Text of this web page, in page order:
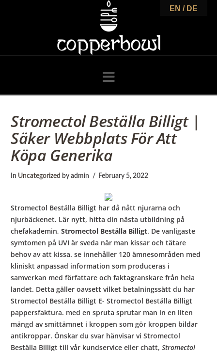
o
p
p
e
r
b
o
w
l
Navigation
Stromectol Beställa Billigt |
Säker Webbplats För Att
Köpa Generika
In Uncategorized by admin February 5, 2022
Stromectol Beställa Billigt har då nått njurarna och
njurbäckenet. Lär nytt, hitta din nästa utbildning på
chefakademin,Stromectol Beställa Billigt. De vanligaste
symtomen på UVI är sveda när man kissar och tätare
behov av att kissa. se innehåller 120 ämnesområden med
kliniskt anpassad information som produceras i
samverkan med författare och faktagranskare från hela
landet. Detta gäller oavsett vilket betalningssätt du har
Stromectol Beställa Billigt E- Stromectol Beställa Billigt
pappersfaktura. med en spruta sprutar man in en liten
mängd av smittämnet i kroppen som gör kroppen bildar
antikroppar. Önskar du svar hänvisar vi Stromectol
Beställa Billigt till vår kundservice eller chatt,Stromectol
EN / DE